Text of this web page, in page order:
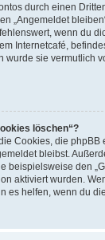
durch einen
„Angemeldet
wenn du
Internetcafé,
wurde sie vermutlich
löschen“?
Cookies, die phpBB
bleibst.
beispielsweise den
aktiviert wurden.
es helfen, wenn du